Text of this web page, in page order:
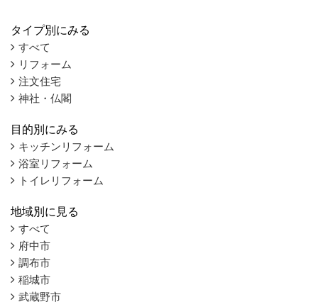
タイプ別にみる
すべて
リフォーム
注文住宅
神社・仏閣
目的別にみる
キッチンリフォーム
浴室リフォーム
トイレリフォーム
地域別に見る
すべて
府中市
調布市
稲城市
武蔵野市